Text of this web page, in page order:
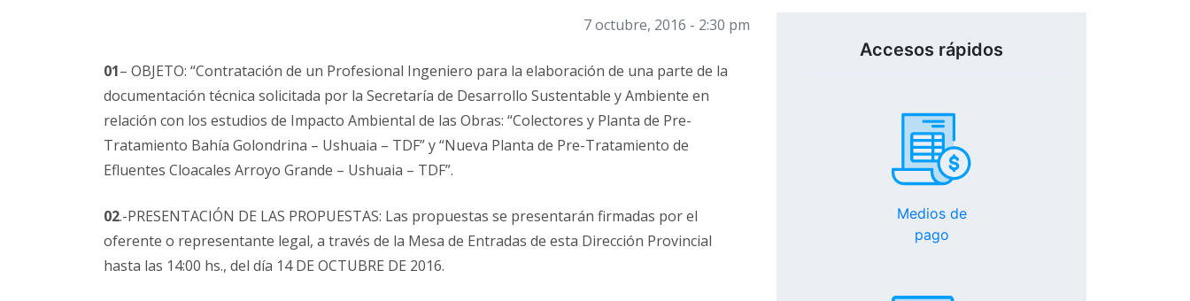
7 octubre, 2016 - 2:30 pm
01– OBJETO: “Contratación de un Profesional Ingeniero para la elaboración de una parte de la
documentación técnica solicitada por la Secretaría de Desarrollo Sustentable y Ambiente en
relación con los estudios de Impacto Ambiental de las Obras: “Colectores y Planta de Pre-
Tratamiento Bahía Golondrina – Ushuaia – TDF” y “Nueva Planta de Pre-Tratamiento de
Efluentes Cloacales Arroyo Grande – Ushuaia – TDF”.
02.-PRESENTACIÓN DE LAS PROPUESTAS: Las propuestas se presentarán firmadas por el
oferente o representante legal, a través de la Mesa de Entradas de esta Dirección Provincial
hasta las 14:00 hs., del día 14 DE OCTUBRE DE 2016.
Accesos rápidos
Medios de
pago